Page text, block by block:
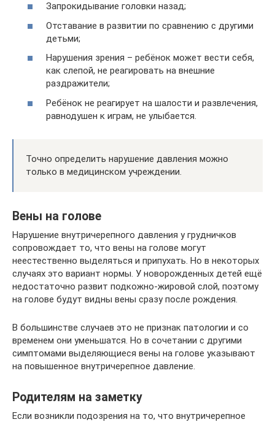
Запрокидывание головки назад;
Отставание в развитии по сравнению с другими
детьми;
Нарушения зрения – ребёнок может вести себя,
как слепой, не реагировать на внешние
раздражители;
Ребёнок не реагирует на шалости и развлечения,
равнодушен к играм, не улыбается.
Точно определить нарушение давления можно
только в медицинском учреждении.
Вены на голове
Нарушение внутричерепного давления у грудничков
сопровождает то, что вены на голове могут
неестественно выделяться и припухать. Но в некоторых
случаях это вариант нормы. У новорожденных детей ещё
недостаточно развит подкожно-жировой слой, поэтому
на голове будут видны вены сразу после рождения.
В большинстве случаев это не признак патологии и со
временем они уменьшатся. Но в сочетании с другими
симптомами выделяющиеся вены на голове указывают
на повышенное внутричерепное давление.
Родителям на заметку
Если возникли подозрения на то, что внутричерепное